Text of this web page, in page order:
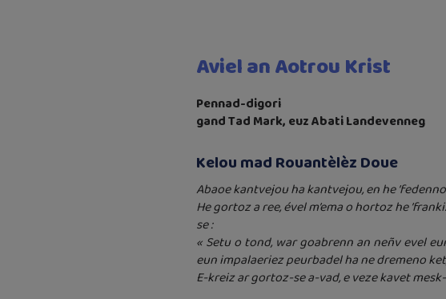
Aviel an Aotrou Krist
Pennad-digori
gand Tad Mark, euz Abati Landevenneg
Kelou mad Rouantèlèz Doue
Abaoe kantvejou ha kantvejou, en he
He gortoz a ree, ével m’ema o hortoz he
se :
« Setu o tond, war goabrenn an neñv evel
eun impalaeriez peurbadel ha ne dremeno
E-kreiz ar gortoz-se a-vad, e veze kavet